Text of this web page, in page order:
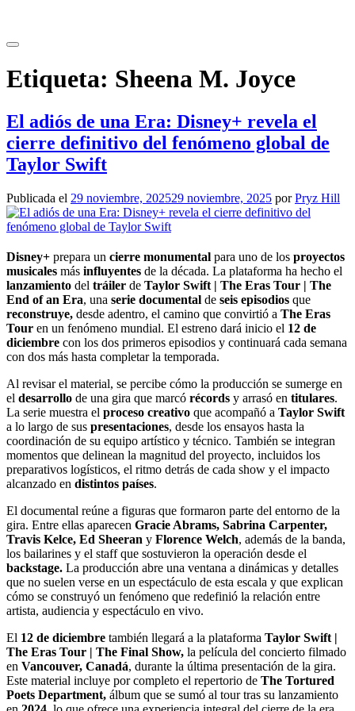
contenido
Etiqueta: Sheena M. Joyce
El adiós de una Era: Disney+ revela el
cierre definitivo del fenómeno global de
Taylor Swift
Publicada el 29 noviembre, 202529 noviembre, 2025 porPryz Hill
Disney+ prepara un cierre monumental para uno de los proyectos
musicales más influyentes de la década. La plataforma ha hecho el
lanzamiento del tráiler de Taylor Swift | The Eras Tour | The
End of an Era, una serie documental de seis episodios que
reconstruye, desde adentro, el camino que convirtió a The Eras
Tour en un fenómeno mundial. El estreno dará inicio el 12 de
diciembre con los dos primeros episodios y continuará cada semana
con dos más hasta completar la temporada.
Al revisar el material, se percibe cómo la producción se sumerge en
el desarrollo de una gira que marcó récords y arrasó en titulares.
La serie muestra el proceso creativo que acompañó a Taylor Swift
a lo largo de sus presentaciones, desde los ensayos hasta la
coordinación de su equipo artístico y técnico. También se integran
momentos que delinean la magnitud del proyecto, incluidos los
preparativos logísticos, el ritmo detrás de cada show y el impacto
alcanzado en distintos países.
El documental reúne a figuras que formaron parte del entorno de la
gira. Entre ellas aparecen Gracie Abrams, Sabrina Carpenter,
Travis Kelce, Ed Sheeran y Florence Welch, además de la banda,
los bailarines y el staff que sostuvieron la operación desde el
backstage. La producción abre una ventana a dinámicas y detalles
que no suelen verse en un espectáculo de esta escala y que explican
cómo se construyó un fenómeno que redefinió la relación entre
artista, audiencia y espectáculo en vivo.
El 12 de diciembre también llegará a la plataforma Taylor Swift |
The Eras Tour | The Final Show, la película del concierto filmado
en Vancouver, Canadá, durante la última presentación de la gira.
Este material incluye por completo el repertorio de The Tortured
Poets Department, álbum que se sumó al tour tras su lanzamiento